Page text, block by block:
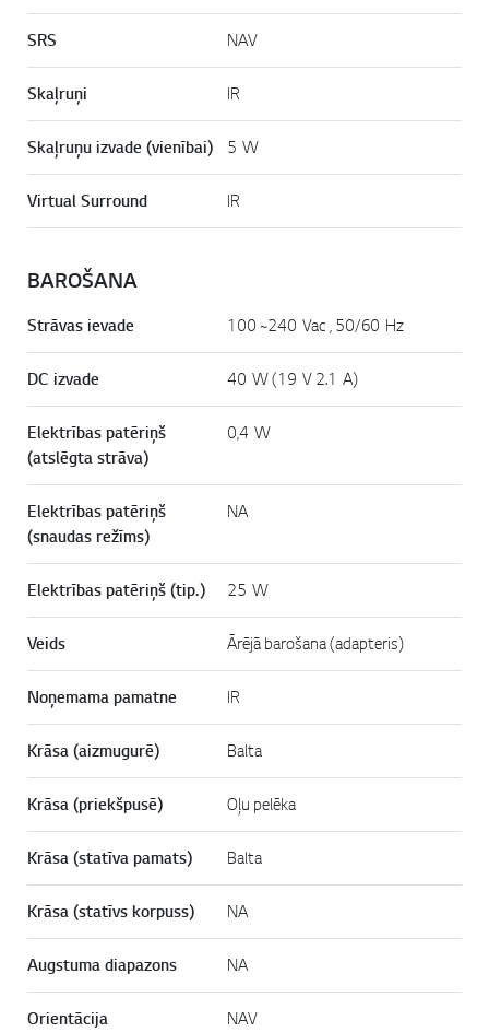
SRS NAV
Skaļruņi IR
Skaļruņu izvade (vienībai) 5 W
Virtual Surround IR
BAROŠANA
Strāvas ievade 100 ~240 Vac , 50/60 Hz
DC izvade 40 W (19 V 2.1 A)
Elektrības patēriņš
(atslēgta strāva)
0,4 W
Elektrības patēriņš
(snaudas režīms)
NA
Elektrības patēriņš (tip.) 25 W
Veids Ārējā barošana (adapteris)
Noņemama pamatne IR
Krāsa (aizmugurē) Balta
Krāsa (priekšpusē) Oļu pelēka
Krāsa (statīva pamats) Balta
Krāsa (statīvs korpuss) NA
Augstuma diapazons NA
Orientācija NAV